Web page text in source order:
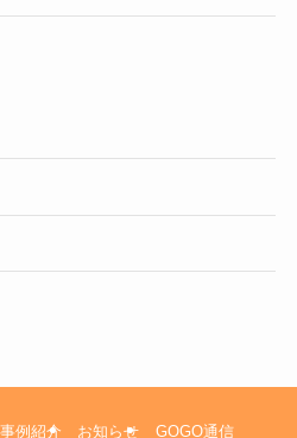
事例紹介 お知らせ GOGO通信